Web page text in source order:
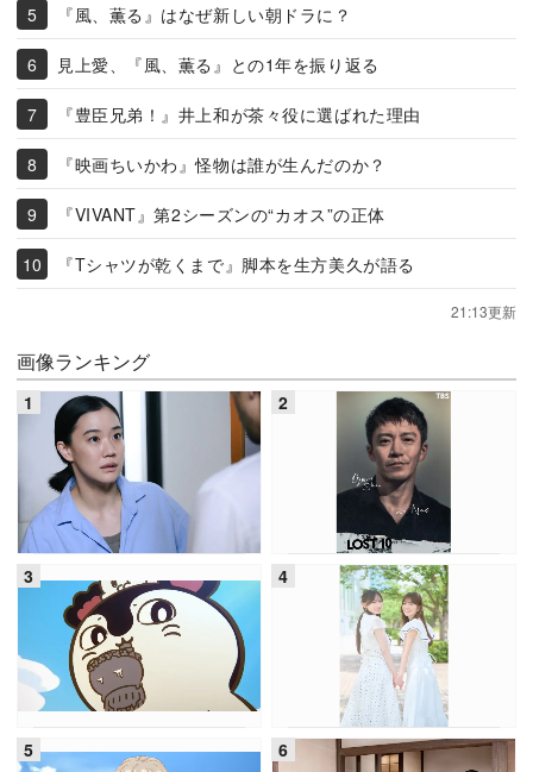
『風、薫る』はなぜ新しい朝ドラに？
見上愛、『風、薫る』との1年を振り返る
『豊臣兄弟！』井上和が茶々役に選ばれた理由
『映画ちいかわ』怪物は誰が生んだのか？
『VIVANT』第2シーズンの“カオス”の正体
『Tシャツが乾くまで』脚本を生方美久が語る
21:13更新
画像ランキング